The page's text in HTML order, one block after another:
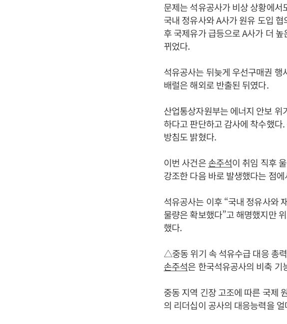
문제는 석유공사가 비상 상황에
국내 정유사와 A사가 원유 도입
후 국제유가 급등으로 A사가 더
뀌었다.
석유공사는 뒤늦게 우선구매권
배럴은 해외로 반출된 뒤였다.
산업통상자원부는 에너지 안보
하다고 판단하고 감사에 착수했다
방침도 밝혔다.
이번 사건은손주석이 취임 직후
강조한 다음 바로 발생했다는 점
석유공사는 이후 “국내 정유사와
물량은 확보했다”고 해명했지만
했다.
△중동 위기 속 석유수급 대응 총력
손주석은 한국석유공사의 비축 기
중동 지역 긴장 고조에 따른 국제
의 리더십이 공사의 대응능력을